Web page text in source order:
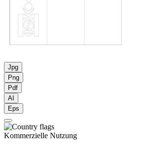
Jpg
Png
Pdf
AI
Eps
Kommerzielle Nutzung